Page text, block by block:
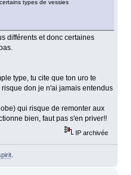
types de vessies
différents et donc certaines
type, tu cite que ton uro te
don je n'ai jamais entendus
qui risque de remonter aux
bien, faut pas s'en priver!!
IP archivée
.